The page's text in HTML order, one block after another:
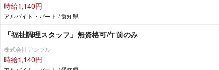
時給1,140円
アルバイト・パート / 愛知県
「福祉調理スタッフ」無資格可/午前のみ
株式会社アンプル
時給1,140円